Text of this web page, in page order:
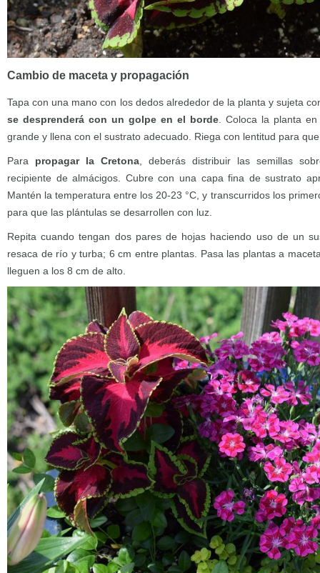
Cambio de maceta y propagación
Tapa con una mano con los dedos alrededor de la planta y sujeta
se desprenderá con un golpe en el borde . Coloca la planta
grande y llena con el sustrato adecuado. Riega con lentitud para
Para propagar la Cretona , deberás distribuir las semillas
recipiente de almácigos. Cubre con una capa fina de sustrato
Mantén la temperatura entre los 20-23 °C, y transcurridos los
para que las plántulas se desarrollen con luz.
Repita cuando tengan dos pares de hojas haciendo uso de un
resaca de río y turba; 6 cm entre plantas. Pasa las plantas a
lleguen a los 8 cm de alto.